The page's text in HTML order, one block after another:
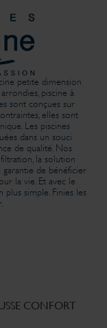
petite dimension
piscine à
sont conçues sur
elles sont
Les piscines
dans un souci
de qualité. Nos
la solution
garantie de bénéficier
la vie. Et avec le
simple. Finies les
CONFORT